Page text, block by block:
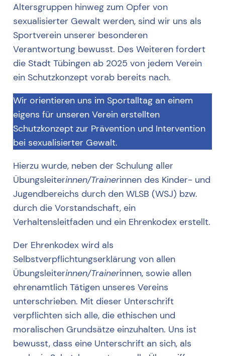
Altersgruppen hinweg zum Opfer von
sexualisierter Gewalt werden, sind wir uns als
Sportverein unserer besonderen
Verantwortung bewusst. Des Weiteren fordert
die Stadt Tübingen ab 2025 von jedem Verein
ein Schutzkonzept vorab bereits nach.
Wir orientieren uns im Sportalltag an einem
eigens für unseren Verein erstellten
Schutzkonzept zur Prävention und Intervention
bei sexualisierter Gewalt.
Hierzu wurde, neben der Schulung aller
Übungsleiterinnen/Trainerinnen des Kinder- und
Jugendbereichs durch den WLSB (WSJ) bzw.
durch die Vorstandschaft, ein
Verhaltensleitfaden und ein Ehrenkodex erstellt.
Der Ehrenkodex wird als
Selbstverpflichtungserklärung von allen
Übungsleiterinnen/Trainerinnen, sowie allen
ehrenamtlich Tätigen unseres Vereins
unterschrieben. Mit dieser Unterschrift
verpflichten sich alle, die ethischen und
moralischen Grundsätze einzuhalten. Uns ist
bewusst, dass eine Unterschrift an sich, als